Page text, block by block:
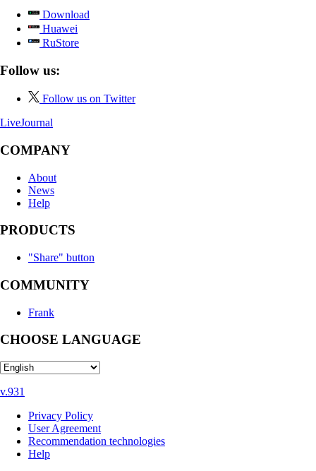
Download
Huawei
RuStore
Follow us:
Follow us on Twitter
LiveJournal
COMPANY
About
News
Help
PRODUCTS
"Share" button
COMMUNITY
Frank
CHOOSE LANGUAGE
v.931
Privacy Policy
User Agreement
Recommendation technologies
Help